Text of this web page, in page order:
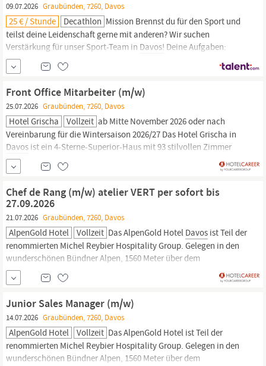
09.07.2026 Graubünden, 7260, Davos
25 € / Stunde Decathlon Mission Brennst du für den Sport und
teilst deine Leidenschaft gerne mit anderen? Wir suchen
Verstärkung für unser Sport-Team in Davos! Deine Aufgaben:
Mittendrin statt nur dabei Fachberatung Sport: Du bist die
Ansprechperson für unsere sportbegeisterte Kundschaft. Du
berätst kompetent, freundlich und auf Augenhöhe – egal für
welche Sportart.
Front Office Mitarbeiter (m/w)
25.07.2026 Graubünden, 7260, Davos
Hotel Grischa Vollzeit ab Mitte November 2026 oder nach
Vereinbarung für die Wintersaison 2026/27 Das Hotel Grischa in
Davos ist ein 4-Sterne-Superior-Haus mit 93 stilvollen Zimmer
und Suiten, direkt im Zentrum von
Platz am Fusse des
Jakobshorns. Unsere füng Restaurants bieten eine vielseitige
Kulinarik, darunter das Jody s Restaurant &
Chef de Rang (m/w) atelier VERT per sofort bis
27.09.2026
21.07.2026 Graubünden, 7260, Davos
AlpenGold Hotel Vollzeit Das AlpenGold Hotel Davos ist Teil der
renommierten Michel Reybier Hospitality Group. Gelegen in den
wunderschönen Bündner Alpen, 1560 Meter über dem
Meeresspiegel, in
der höchstgelegenen Stadt Europas,
bietet das AlpenGold Hotel alles, was Ferien, aber auch
Businessgäste sich wünschen. Das Hotel verfügt über 216
luxuriöse Zimmer...
Junior Sales Manager (m/w)
14.07.2026 Graubünden, 7260, Davos
AlpenGold Hotel Vollzeit Das AlpenGold Hotel ist Teil der
renommierten Michel Reybier Hospitality Group. Gelegen in den
wunderschönen Bündner Alpen, 1560 Meter über dem